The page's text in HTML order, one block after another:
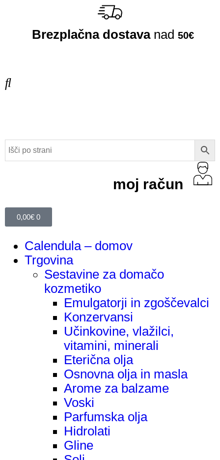
Brezplačna dostavanad 50€
moj račun
0,00€ 0
Calendula – domov
Trgovina
Sestavine za domačo
kozmetiko
Emulgatorji in zgoščevalci
Konzervansi
Učinkovine, vlažilci,
vitamini, minerali
Eterična olja
Osnovna olja in masla
Arome za balzame
Voski
Parfumska olja
Hidrolati
Gline